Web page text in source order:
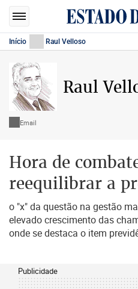
Início Raul Velloso
Raul
Email
Hora de
reequilibrar a
o "x" da questão na gestão
elevado crescimento das
onde se destaca o item
Publicidade